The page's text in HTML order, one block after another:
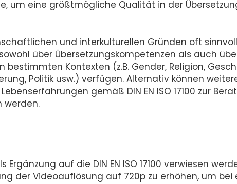
um eine größtmögliche Qualität in der
und interkulturellen Gründen oft
über Übersetzungskompetenzen als auch
Kontexten (z.B. Gender, Religion,
Politik usw.) verfügen. Alternativ können
gemäß DIN EN ISO 17100 zur
werden.
auf die DIN EN ISO 17100 verwiesen
der Videoauflösung auf 720p zu erhöhen, um bei